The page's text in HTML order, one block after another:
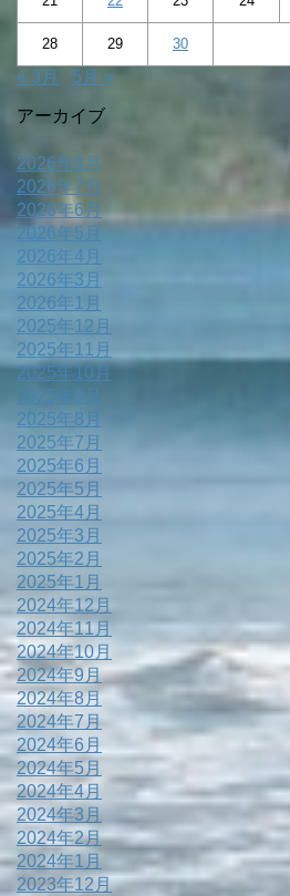
28 29 30
« 3月 5月 »
アーカイブ
2026年8月
2026年7月
2026年6月
2026年5月
2026年4月
2026年3月
2026年1月
2025年12月
2025年11月
2025年10月
2025年9月
2025年8月
2025年7月
2025年6月
2025年5月
2025年4月
2025年3月
2025年2月
2025年1月
2024年12月
2024年11月
2024年10月
2024年9月
2024年8月
2024年7月
2024年6月
2024年5月
2024年4月
2024年3月
2024年2月
2024年1月
2023年12月